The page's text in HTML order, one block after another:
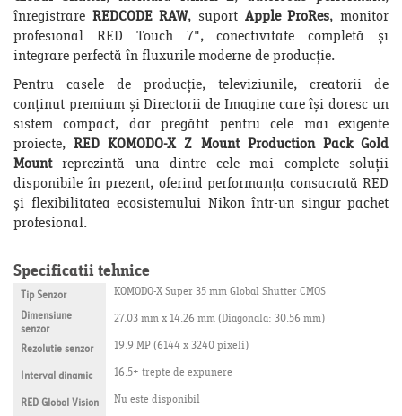
înregistrare REDCODE RAW, suport Apple ProRes, monitor
profesional RED Touch 7", conectivitate completă și
integrare perfectă în fluxurile moderne de producție.
Pentru casele de producție, televiziunile, creatorii de
conținut premium și Directorii de Imagine care își doresc un
sistem compact, dar pregătit pentru cele mai exigente
proiecte,RED KOMODO-X Z Mount Production Pack Gold
Mountreprezintă una dintre cele mai complete soluții
disponibile în prezent, oferind performanța consacrată RED
și flexibilitatea ecosistemului Nikon într-un singur pachet
profesional.
Specificatii tehnice
Tip Senzor KOMODO-X Super 35 mm Global Shutter CMOS
Dimensiune
senzor 27.03 mm x 14.26 mm (Diagonala: 30.56 mm)
Rezolutie senzor 19.9 MP (6144 x 3240 pixeli)
Interval dinamic 16.5+ trepte de expunere
RED Global Vision Nu este disponibil